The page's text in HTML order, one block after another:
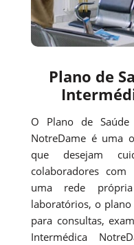
Plano de
O Plano de Saúde
NotreDame é uma
que desejam
colaboradores
uma rede
laboratórios, o
para consultas,
Intermédica